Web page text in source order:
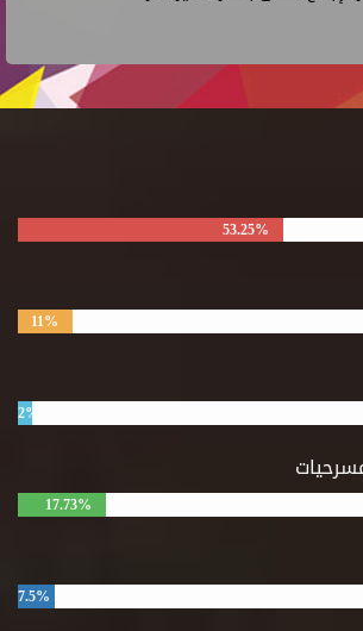
53.25%
11%
2%
17.73%
7.5%